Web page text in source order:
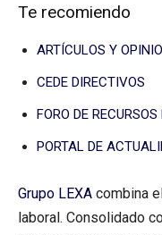
Te recomiendo
ARTÍCULOS Y
CEDE DIRECTIVOS
FORO DE
PORTAL DE
Grupo LEXA combina
laboral. Consolidado